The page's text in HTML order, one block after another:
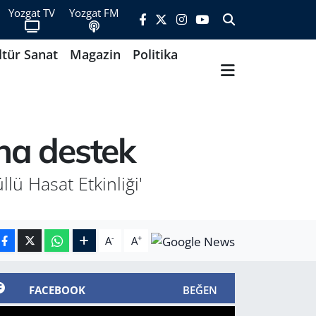
Yozgat TV Yozgat FM
Sanat Magazin
Politika
destek
Hasat Etkinliği'
A- A+
FACEBOOK BEĞEN